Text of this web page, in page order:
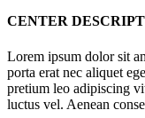
CENTER
Lorem ipsum dolor sit
porta erat nec aliquet
pretium leo adipiscing
luctus vel. Aenean